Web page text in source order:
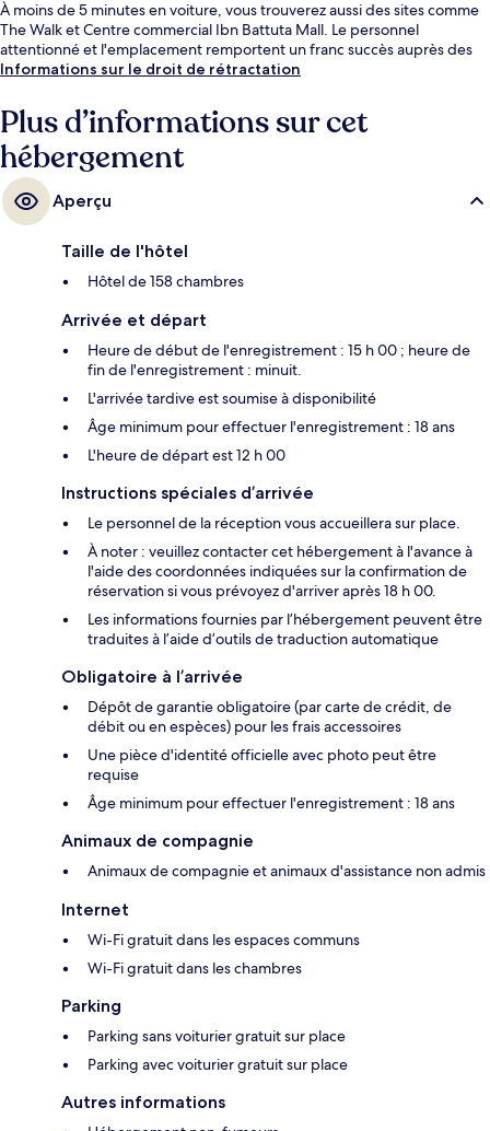
À moins de 5 minutes en voiture, vous trouverez aussi des sites comme
The Walk et Centre commercial Ibn Battuta Mall. Le personnel
attentionné et l'emplacement remportent un franc succès auprès des
autres voyageurs. Les transports publics se situent à une courte
tramway Dubai Marina Mall, à 11 min.
Informations sur le droit de rétractation
Plus d’informations sur cet
hébergement
Aperçu
Taille de l'hôtel
Hôtel de 158 chambres
Arrivée et départ
Heure de début de l'enregistrement : 15 h 00 ; heure de
fin de l'enregistrement : minuit.
L'arrivée tardive est soumise à disponibilité
Âge minimum pour effectuer l'enregistrement : 18 ans
L'heure de départ est 12 h 00
Instructions spéciales d’arrivée
Le personnel de la réception vous accueillera sur place.
À noter : veuillez contacter cet hébergement à l'avance à
l'aide des coordonnées indiquées sur la confirmation de
réservation si vous prévoyez d'arriver après 18 h 00.
Les informations fournies par l’hébergement peuvent être
traduites à l’aide d’outils de traduction automatique
Obligatoire à l’arrivée
Dépôt de garantie obligatoire (par carte de crédit, de
débit ou en espèces) pour les frais accessoires
Une pièce d'identité officielle avec photo peut être
requise
Âge minimum pour effectuer l'enregistrement : 18 ans
Animaux de compagnie
Animaux de compagnie et animaux d'assistance non admis
Internet
Wi-Fi gratuit dans les espaces communs
Wi-Fi gratuit dans les chambres
Parking
Parking sans voiturier gratuit sur place
Parking avec voiturier gratuit sur place
Autres informations